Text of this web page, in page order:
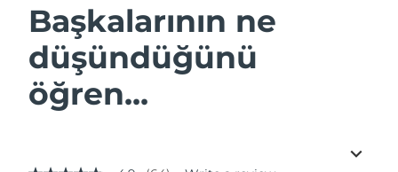
Başkalarının ne
düşündüğünü
öğren...